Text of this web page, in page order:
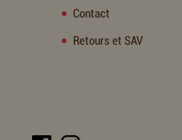
Contact
Retours et SAV